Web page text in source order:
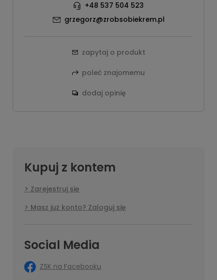
+48 537 504 523
grzegorz@zrobsobiekrem.pl
zapytaj o produkt
poleć znajomemu
dodaj opinię
Kupuj z kontem
Zarejestruj się
Masz już konto? Zaloguj się
Social Media
ZSK na Facebooku